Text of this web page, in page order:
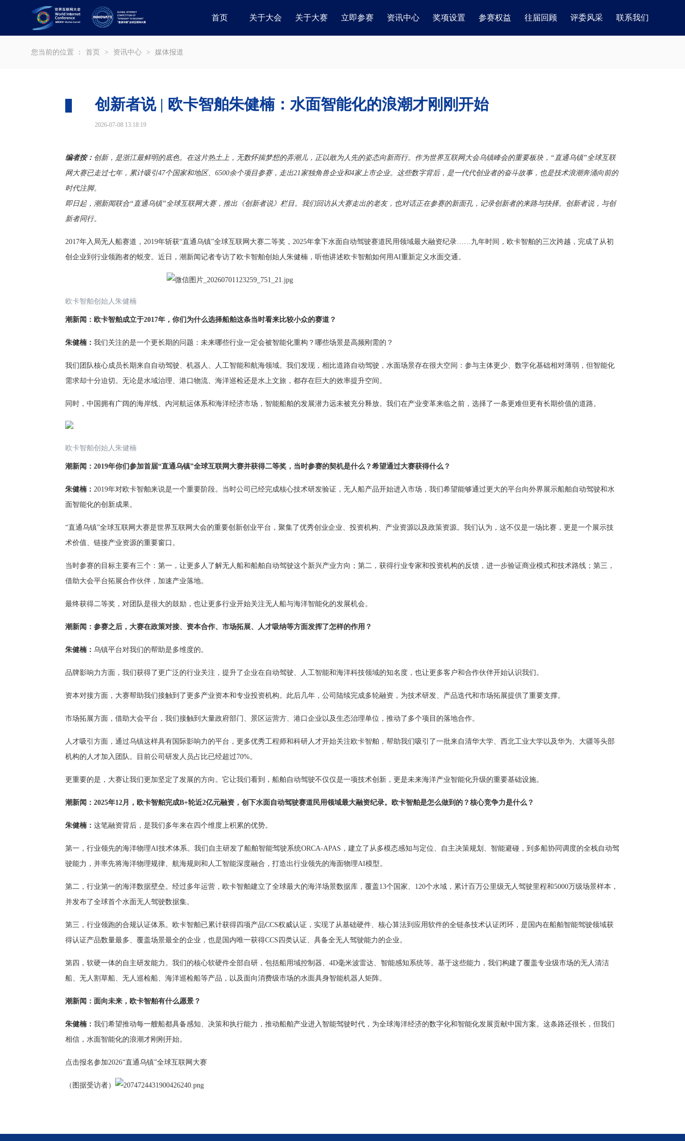
首页 关于大会 关于大赛 立即参赛 资讯中心 奖项设置 参赛权益 往届回顾 评委风采 联系我们
您当前的位置 ： 首页 > 资讯中心 > 媒体报道
创新者说 | 欧卡智舶朱健楠：水面智能化的浪潮才刚刚开始
2026-07-08 13:18:19
编者按： 创新，是浙江最鲜明的底色。在这片热土上，无数怀揣梦想的弄潮儿，正以敢为人先的姿态向新而行。作为世界互联网大会乌镇峰会的重要板块，“直通乌镇”全球互联
网大赛已走过七年，累计吸引47个国家和地区、6500余个项目参赛，走出21家独角兽企业和4家上市企业。这些数字背后，是一代代创业者的奋斗故事，也是技术浪潮奔涌向前的
时代注脚。
即日起，潮新闻联合“直通乌镇”全球互联网大赛，推出《创新者说》栏目。我们回访从大赛走出的老友，也对话正在参赛的新面孔，记录创新者的来路与抉择。创新者说，与创
新者同行。
2017年入局无人船赛道，2019年斩获“直通乌镇”全球互联网大赛二等奖，2025年拿下水面自动驾驶赛道民用领域最大融资纪录……九年时间，欧卡智舶的三次跨越，完成了从初
创企业到行业领跑者的蜕变。近日，潮新闻记者专访了欧卡智舶创始人朱健楠，听他讲述欧卡智舶如何用AI重新定义水面交通。
欧卡智舶创始人朱健楠
潮新闻：欧卡智舶成立于2017年，你们为什么选择船舶这条当时看来比较小众的赛道？
朱健楠： 我们关注的是一个更长期的问题：未来哪些行业一定会被智能化重构？哪些场景是高频刚需的？
我们团队核心成员长期来自自动驾驶、机器人、人工智能和航海领域。我们发现，相比道路自动驾驶，水面场景存在很大空间：参与主体更少、数字化基础相对薄弱，但智能化
需求却十分迫切。无论是水域治理、港口物流、海洋巡检还是水上文旅，都存在巨大的效率提升空间。
同时，中国拥有广阔的海岸线、内河航运体系和海洋经济市场，智能船舶的发展潜力远未被充分释放。我们在产业变革来临之前，选择了一条更难但更有长期价值的道路。
欧卡智舶创始人朱健楠
潮新闻：2019年你们参加首届“直通乌镇”全球互联网大赛并获得二等奖，当时参赛的契机是什么？希望通过大赛获得什么？
朱健楠： 2019年对欧卡智舶来说是一个重要阶段。当时公司已经完成核心技术研发验证，无人船产品开始进入市场，我们希望能够通过更大的平台向外界展示船舶自动驾驶和水
面智能化的创新成果。
“直通乌镇”全球互联网大赛是世界互联网大会的重要创新创业平台，聚集了优秀创业企业、投资机构、产业资源以及政策资源。我们认为，这不仅是一场比赛，更是一个展示技
术价值、链接产业资源的重要窗口。
当时参赛的目标主要有三个：第一，让更多人了解无人船和船舶自动驾驶这个新兴产业方向；第二，获得行业专家和投资机构的反馈，进一步验证商业模式和技术路线；第三，
借助大会平台拓展合作伙伴，加速产业落地。
最终获得二等奖，对团队是很大的鼓励，也让更多行业开始关注无人船与海洋智能化的发展机会。
潮新闻：参赛之后，大赛在政策对接、资本合作、市场拓展、人才吸纳等方面发挥了怎样的作用？
朱健楠： 乌镇平台对我们的帮助是多维度的。
品牌影响力方面，我们获得了更广泛的行业关注，提升了企业在自动驾驶、人工智能和海洋科技领域的知名度，也让更多客户和合作伙伴开始认识我们。
资本对接方面，大赛帮助我们接触到了更多产业资本和专业投资机构。此后几年，公司陆续完成多轮融资，为技术研发、产品迭代和市场拓展提供了重要支撑。
市场拓展方面，借助大会平台，我们接触到大量政府部门、景区运营方、港口企业以及生态治理单位，推动了多个项目的落地合作。
人才吸引方面，通过乌镇这样具有国际影响力的平台，更多优秀工程师和科研人才开始关注欧卡智舶，帮助我们吸引了一批来自清华大学、西北工业大学以及华为、大疆等头部
机构的人才加入团队。目前公司研发人员占比已经超过70%。
更重要的是，大赛让我们更加坚定了发展的方向。它让我们看到，船舶自动驾驶不仅仅是一项技术创新，更是未来海洋产业智能化升级的重要基础设施。
潮新闻：2025年12月，欧卡智舶完成B+轮近2亿元融资，创下水面自动驾驶赛道民用领域最大融资纪录。欧卡智舶是怎么做到的？核心竞争力是什么？
朱健楠： 这笔融资背后，是我们多年来在四个维度上积累的优势。
第一，行业领先的海洋物理AI技术体系。我们自主研发了船舶智能驾驶系统ORCA-APAS，建立了从多模态感知与定位、自主决策规划、智能避碰，到多船协同调度的全栈自动驾
驶能力，并率先将海洋物理规律、航海规则和人工智能深度融合，打造出行业领先的海面物理AI模型。
第二，行业第一的海洋数据壁垒。经过多年运营，欧卡智舶建立了全球最大的海洋场景数据库，覆盖13个国家、120个水域，累计百万公里级无人驾驶里程和5000万级场景样本，
并发布了全球首个水面无人驾驶数据集。
第三，行业领跑的合规认证体系。欧卡智舶已累计获得四项产品CCS权威认证，实现了从基础硬件、核心算法到应用软件的全链条技术认证闭环，是国内在船舶智能驾驶领域获
得认证产品数量最多、覆盖场景最全的企业，也是国内唯一获得CCS四类认证、具备全无人驾驶能力的企业。
第四，软硬一体的自主研发能力。我们的核心软硬件全部自研，包括船用域控制器、4D毫米波雷达、智能感知系统等。基于这些能力，我们构建了覆盖专业级市场的无人清洁
船、无人割草船、无人巡检船、海洋巡检船等产品，以及面向消费级市场的水面具身智能机器人矩阵。
潮新闻：面向未来，欧卡智舶有什么愿景？
朱健楠： 我们希望推动每一艘船都具备感知、决策和执行能力，推动船舶产业进入智能驾驶时代，为全球海洋经济的数字化和智能化发展贡献中国方案。这条路还很长，但我们
相信，水面智能化的浪潮才刚刚开始。
点击报名参加2026“直通乌镇”全球互联网大赛
（图据受访者）